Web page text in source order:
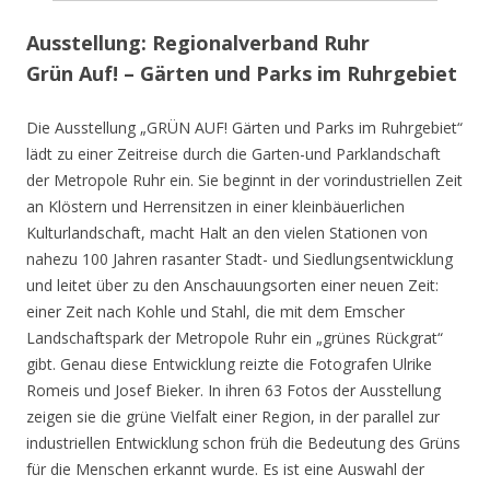
Ausstellung: Regionalverband Ruhr
Grün Auf! – Gärten und Parks im Ruhrgebiet
Die Ausstellung „GRÜN AUF! Gärten und Parks im Ruhrgebiet“
lädt zu einer Zeitreise durch die Garten-und Parklandschaft
der Metropole Ruhr ein. Sie beginnt in der vorindustriellen Zeit
an Klöstern und Herrensitzen in einer kleinbäuerlichen
Kulturlandschaft, macht Halt an den vielen Stationen von
nahezu 100 Jahren rasanter Stadt- und Siedlungsentwicklung
und leitet über zu den Anschauungsorten einer neuen Zeit:
einer Zeit nach Kohle und Stahl, die mit dem Emscher
Landschaftspark der Metropole Ruhr ein „grünes Rückgrat“
gibt. Genau diese Entwicklung reizte die Fotografen Ulrike
Romeis und Josef Bieker. In ihren 63 Fotos der Ausstellung
zeigen sie die grüne Vielfalt einer Region, in der parallel zur
industriellen Entwicklung schon früh die Bedeutung des Grüns
für die Menschen erkannt wurde. Es ist eine Auswahl der